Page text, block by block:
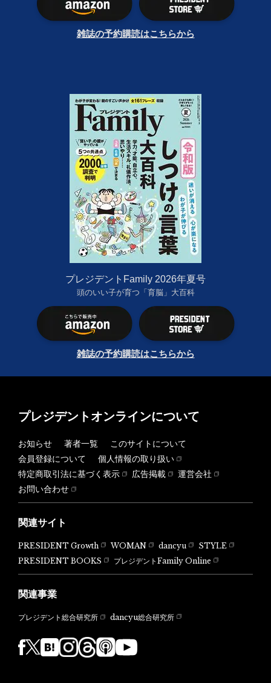
雑誌の予約購読はこちらから
プレジデントFamily 2026年夏号
頭のいい子が育つ「育脳」大百科
雑誌の予約購読はこちらから
プレジデントオンラインについて
お知らせ 著者一覧
このサイトについて
会員登録について
個人情報の取り扱い
特定商取引法に基づく表示
広告掲載
運営会社
お問い合わせ
関連サイト
PRESIDENT Growth WOMAN dancyu
STYLE
PRESIDENT BOOKS
プレジデントFamily Online
関連事業
プレジデント総合研究所 dancyu総合研究所